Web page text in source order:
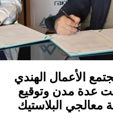
الأعمال الهندي
عدة مدن وتوقيع
البلاستيك